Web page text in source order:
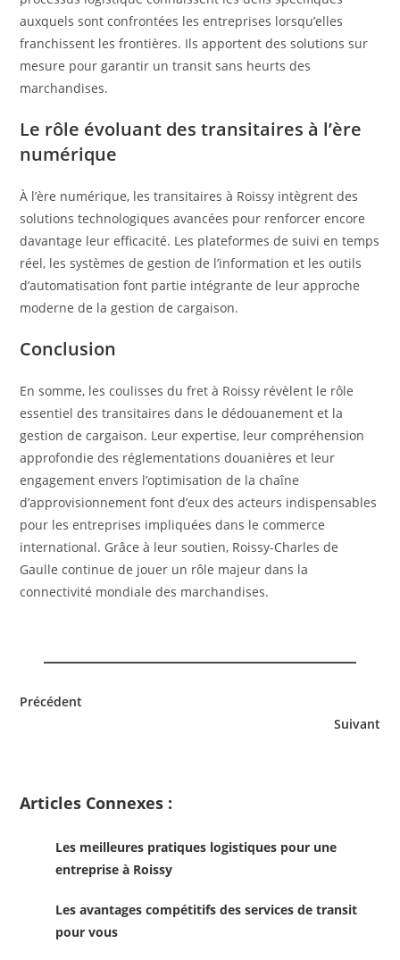
auxquels sont confrontées les entreprises lorsqu’elles
franchissent les frontières. Ils apportent des solutions sur
mesure pour garantir un transit sans heurts des
marchandises.
Le rôle évoluant des transitaires à l’ère
numérique
À l’ère numérique, les transitaires à Roissy intègrent des
solutions technologiques avancées pour renforcer encore
davantage leur efficacité. Les plateformes de suivi en temps
réel, les systèmes de gestion de l’information et les outils
d’automatisation font partie intégrante de leur approche
moderne de la gestion de cargaison.
Conclusion
En somme, les coulisses du fret à Roissy révèlent le rôle
essentiel des transitaires dans le dédouanement et la
gestion de cargaison. Leur expertise, leur compréhension
approfondie des réglementations douanières et leur
engagement envers l’optimisation de la chaîne
d’approvisionnement font d’eux des acteurs indispensables
pour les entreprises impliquées dans le commerce
international. Grâce à leur soutien, Roissy-Charles de
Gaulle continue de jouer un rôle majeur dans la
connectivité mondiale des marchandises.
Précédent
Suivant
Articles Connexes :
Les meilleures pratiques logistiques pour une
entreprise à Roissy
Les avantages compétitifs des services de transit
pour vous